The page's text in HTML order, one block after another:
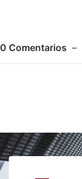
0 Comentarios